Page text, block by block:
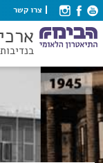
צרו קשר